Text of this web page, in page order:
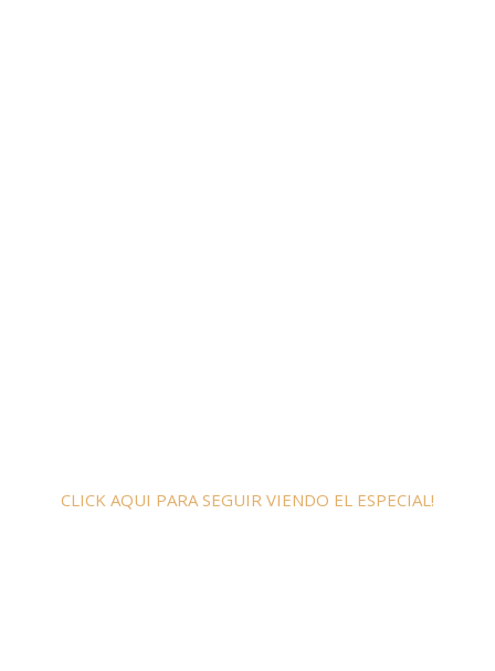
CLICK AQUI PARA SEGUIR VIENDO EL ESPECIAL!